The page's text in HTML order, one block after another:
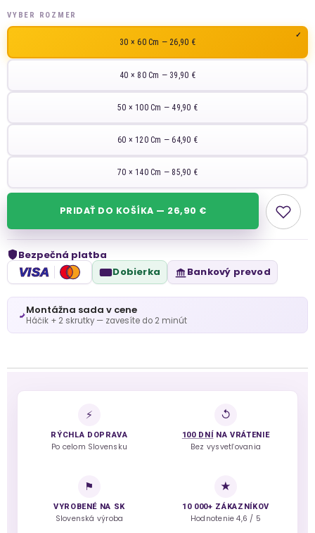
VYBER ROZMER
30 × 60 Cm — 26,90 €
40 × 80 Cm — 39,90 €
50 × 100 Cm — 49,90 €
60 × 120 Cm — 64,90 €
70 × 140 Cm — 85,90 €
PRIDAŤ DO KOŠÍKA — 26,90 €
Bezpečná platba
VISA Dobierka Bankový prevod
Montážna sada v cene
Háčik + 2 skrutky — zavesíte do 2 minút
⚡
RÝCHLA DOPRAVA
Po celom Slovensku
↺
100 DNÍ NA VRÁTENIE
Bez vysvetľovania
⚑
VYROBENÉ NA SK
Slovenská výroba
★
10 000+ ZÁKAZNÍKOV
Hodnotenie 4,6 / 5